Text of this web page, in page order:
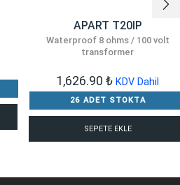
APART T20IP
Waterproof 8 ohms / 100 volt
transformer
1,626.90 ₺ KDV Dahil
26 ADET STOKTA
SEPETE EKLE